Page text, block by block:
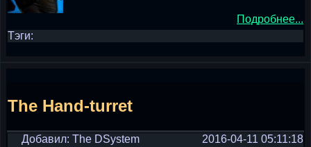
Подробнее...
Тэги:
The Hand-turret
Добавил: The DSystem
2016-04-11 05:11:18